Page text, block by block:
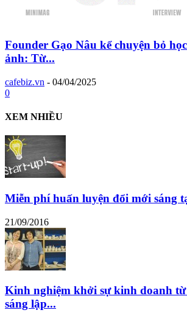
Founder Gạo Nâu kể chuyện bỏ
ảnh: Từ...
cafebiz.vn - 04/04/2025
0
XEM NHIỀU
Miễn phí huấn luyện đổi mới sáng
21/09/2016
Kinh nghiệm khởi sự kinh doanh
sáng lập...